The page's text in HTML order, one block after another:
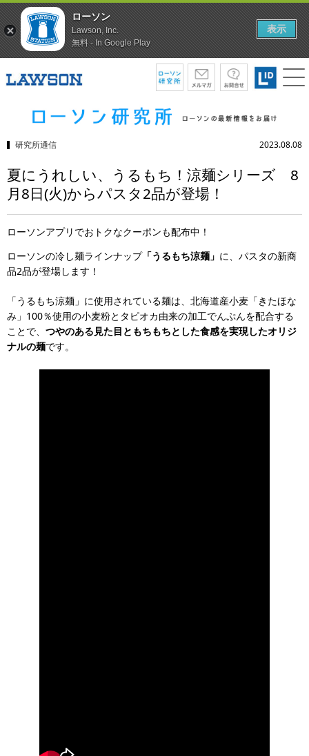
研究所通信 2023.08.08
夏にうれしい、うるもち！涼麺シリーズ 8
月8日(火)からパスタ2品が登場！
ローソンアプリでおトクなクーポンも配布中！
ローソンの冷し麺ラインナップ「うるもち涼麺」 に、パスタの新商
品2品が登場します！
「うるもち涼麺」に使用されている麺は、北海道産小麦「きたほな
み」100％使用の小麦粉とタピオカ由来の加工でんぷんを配合する
ことで、 つやのある見た目ともちもちとした食感を実現したオリジ
ナルの麺です。
ローソン
Lawson, Inc.
無料 - In Google Play
表示